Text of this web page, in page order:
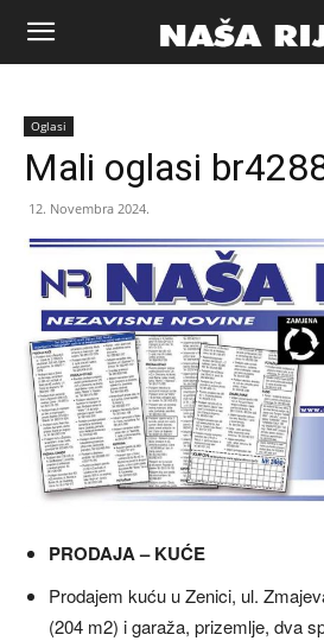
Naša
riječ
Zenica
Oglasi
Mali oglasi
12. Novembra 2024.
PRODAJA – KUĆE
Prodajem kuću u Zenici, ul.
(204 m2) i garaža, prizemlje, dva